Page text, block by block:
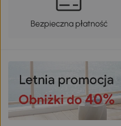
Bezpieczna płatność